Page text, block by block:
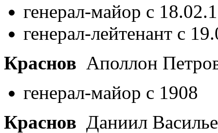
генерал-майор с
генерал-лейтенант с
Краснов Аполлон
генерал-майор с 1908
Краснов Даниил